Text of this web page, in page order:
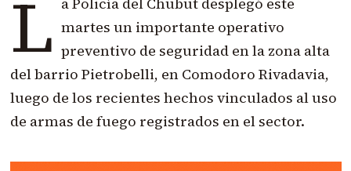
L martes un importante operativo
preventivo de seguridad en la zona alta
del barrio Pietrobelli, en Comodoro Rivadavia,
luego de los recientes hechos vinculados al uso
de armas de fuego registrados en el sector.